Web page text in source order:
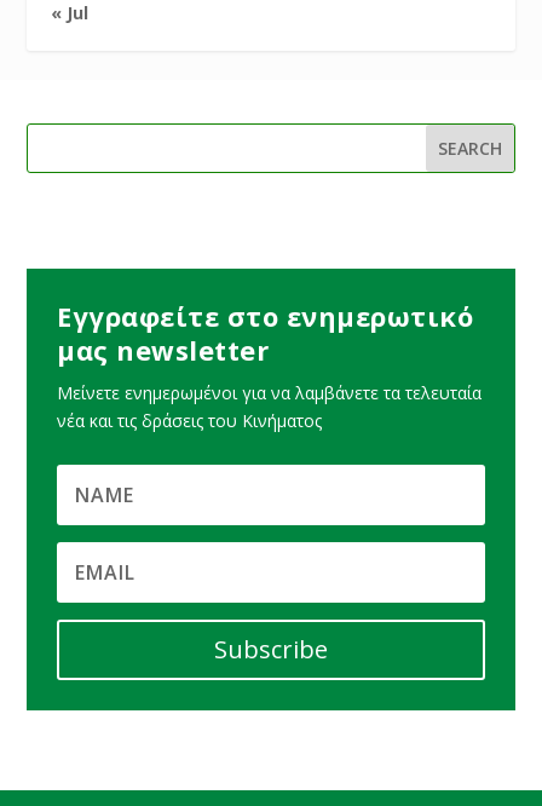
« Jul
Εγγραφείτε στο ενημερωτικό
μας newsletter
Μείνετε ενημερωμένοι για να λαμβάνετε τα τελευταία
νέα και τις δράσεις του Κινήματος
Subscribe